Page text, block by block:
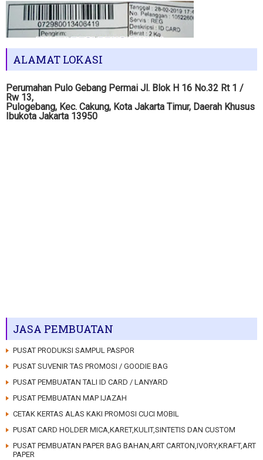
ALAMAT LOKASI
Perumahan Pulo Gebang Permai Jl. Blok H 16 No.32 Rt 1 /
Rw 13,
Pulogebang, Kec. Cakung, Kota Jakarta Timur, Daerah Khusus
Ibukota Jakarta 13950
JASA PEMBUATAN
PUSAT PRODUKSI SAMPUL PASPOR
PUSAT SUVENIR TAS PROMOSI / GOODIE BAG
PUSAT PEMBUATAN TALI ID CARD / LANYARD
PUSAT PEMBUATAN MAP IJAZAH
CETAK KERTAS ALAS KAKI PROMOSI CUCI MOBIL
PUSAT CARD HOLDER MICA,KARET,KULIT,SINTETIS DAN CUSTOM
PUSAT PEMBUATAN PAPER BAG BAHAN,ART CARTON,IVORY,KRAFT,ART
PAPER